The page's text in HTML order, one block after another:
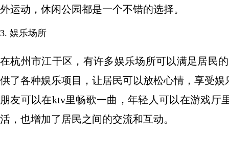
外运动，休闲公园都是一个不错的选择。
3. 娱乐场所
在杭州市江干区，有许多娱乐场所可以满足居民
供了各种娱乐项目，让居民可以放松心情，享受
朋友可以在ktv里畅歌一曲，年轻人可以在游戏厅
活，也增加了居民之间的交流和互动。